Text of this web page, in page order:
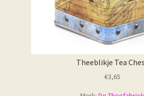
Theeblikje Tea
€3,65